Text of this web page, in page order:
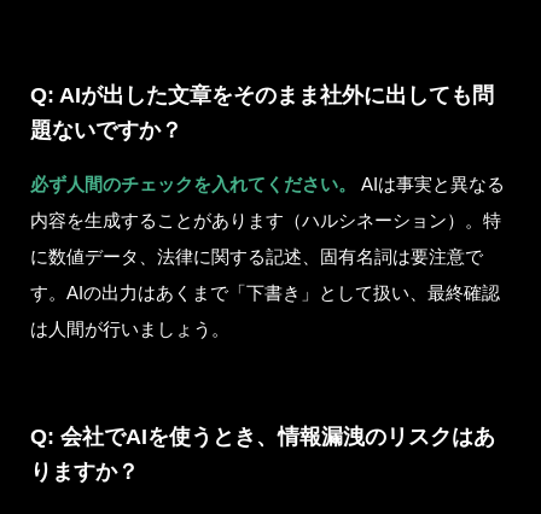
Q: AIが出した文章をそのまま社外に出しても問
題ないですか？
必ず人間のチェックを入れてください。
AIは事実と異なる
内容を生成することがあります（ハルシネーション）。特
に数値データ、法律に関する記述、固有名詞は要注意で
す。AIの出力はあくまで「下書き」として扱い、最終確認
は人間が行いましょう。
Q: 会社でAIを使うとき、情報漏洩のリスクはあ
りますか？